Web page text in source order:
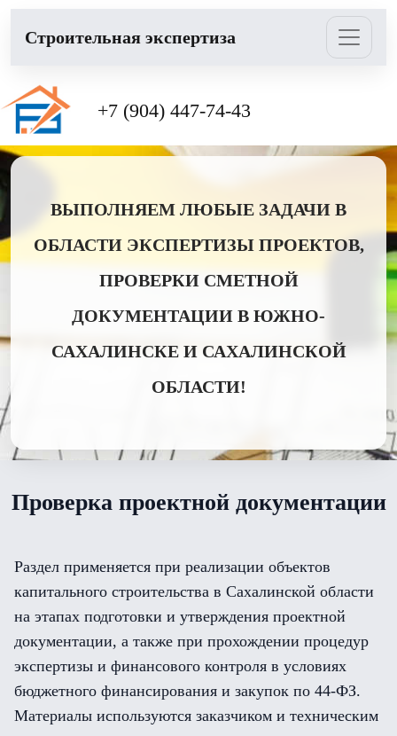
Cтроительная экспертиза
+7 (904) 447-74-43
ВЫПОЛНЯЕМ ЛЮБЫЕ ЗАДАЧИ В
ОБЛАСТИ ЭКСПЕРТИЗЫ ПРОЕКТОВ,
ПРОВЕРКИ СМЕТНОЙ
ДОКУМЕНТАЦИИ В ЮЖНО-
САХАЛИНСКЕ И САХАЛИНСКОЙ
ОБЛАСТИ!
Проверка проектной документации
Раздел применяется при реализации объектов
капитального строительства в Сахалинской области
на этапах подготовки и утверждения проектной
документации, а также при прохождении процедур
экспертизы и финансового контроля в условиях
бюджетного финансирования и закупок по 44-ФЗ.
Материалы используются заказчиком и техническим